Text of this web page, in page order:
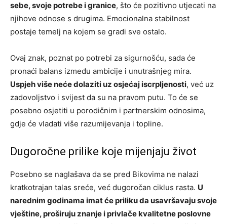
sebe, svoje potrebe i granice, što će pozitivno utjecati na
njihove odnose s drugima. Emocionalna stabilnost
postaje temelj na kojem se gradi sve ostalo.
Ovaj znak, poznat po potrebi za sigurnošću, sada će
pronaći balans između ambicije i unutrašnjeg mira.
Uspjeh više neće dolaziti uz osjećaj iscrpljenosti, već uz
zadovoljstvo i svijest da su na pravom putu. To će se
posebno osjetiti u porodičnim i partnerskim odnosima,
gdje će vladati više razumijevanja i topline.
Dugoročne prilike koje mijenjaju život
Posebno se naglašava da se pred Bikovima ne nalazi
kratkotrajan talas sreće, već dugoročan ciklus rasta. U
narednim godinama imat će priliku da usavršavaju svoje
vještine, proširuju znanje i privlače kvalitetne poslovne